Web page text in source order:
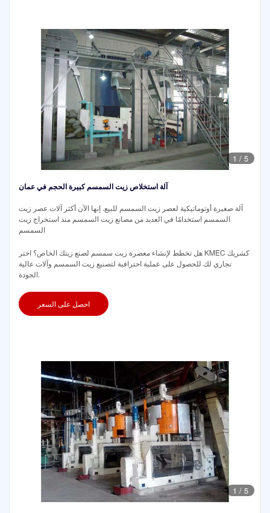
1 / 5
آلة استخلاص زيت السمسم كبيرة الحجم في عمان
آلة صغيرة أوتوماتيكية لعصر زيت السمسم للبيع. إنها الآن أكثر آلات عصر زيت
السمسم استخدامًا في العديد من مصانع زيت السمسم منذ استخراج زيت
السمسم
هل تخطط لإنشاء معصرة زيت سمسم لصنع زيتك الخاص؟ اختر KMEC كشريك
تجاري لك للحصول على عملية احترافية لتصنيع زيت السمسم وآلات عالية
الجودة.
احصل على السعر
1 / 5